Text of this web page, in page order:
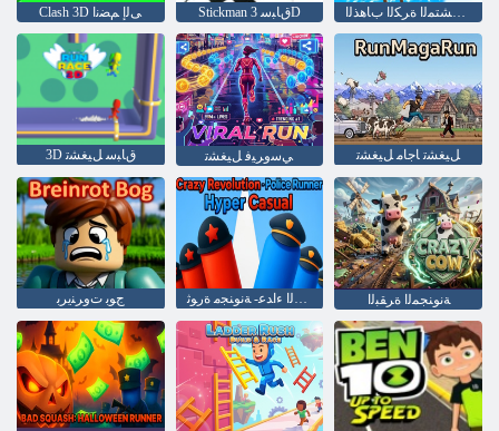
Clash 3D ﻰﻟﺇ ﻢﻀﻧﺍ Stickman 3 ﻕﺎﺒﺳD ﻦﻳﺩﺪﺸﺘﻤﻟﺍ ﺓﺮﻜﻟﺍ ﺏﺎﻫﺬﻟﺍ
3D ﻕﺎﺒﺳ ﻞﻴﻐﺸﺗ ﻲﺳﻭﺮﻴﻓ ﻞﻴﻐﺸﺗ ﻞﻴﻐﺸﺗ ﺎﺟﺎﻣ ﻞﻴﻐﺸﺗ
ﺝﻮﺑ ﺕﻭﺮﻨﻳﺮﺑ ﺔﻧﻮﻨﺠﻤﻟﺍ ﺓﺮﻘﺒﻟﺍ